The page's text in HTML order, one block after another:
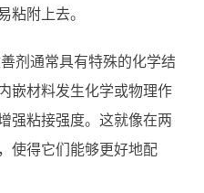
粘附上去。
剂通常具有特殊的化学结
嵌材料发生化学或物理作
强粘接强度。这就像在两
使得它们能够更好地配